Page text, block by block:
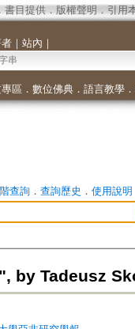
． 書目提供． 版權聲明 ． 引用
｜ 站內 ｜
區 ． 數位佛典． 語言教學．
查詢． 查詢歷史 ． 使用說明
by Tadeusz